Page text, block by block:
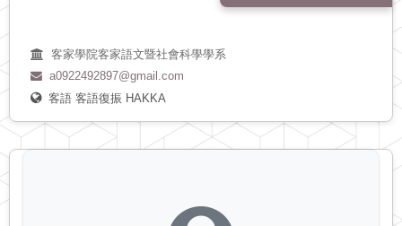
客家學院客家語文暨社會科學學系
a0922492897@gmail.com
客語 客語復振 HAKKA